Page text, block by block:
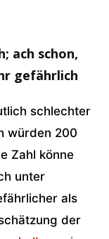
ach schon,
gefährlich
schlechter
würden 200
Zahl könne
unter
als
der